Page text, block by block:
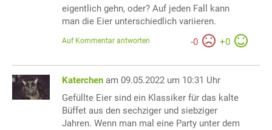
eigentlich gehn, oder? Auf jeden Fall kann
man die Eier unterschiedlich variieren.
-0 +0
Auf Kommentar antworten
Katerchen am 09.05.2022 um 10:31 Uhr
Gefüllte Eier sind ein Klassiker für das kalte
Büffet aus den sechziger und siebziger
Jahren. Wenn man mal eine Party unter dem